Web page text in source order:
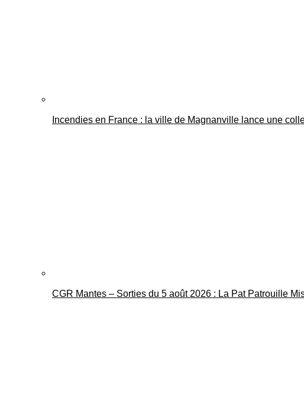
Incendies en France : la ville de Magnanville lance une
CGR Mantes – Sorties du 5 août 2026 : La Pat Patrouille